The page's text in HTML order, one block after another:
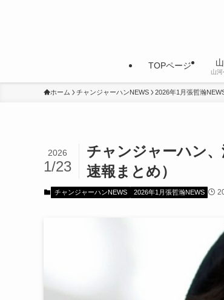
TOPページ
山
ホーム チャンジャーハンNEWS 2026年1月張哲瀚
チャンジャーハン
速報まとめ）
2026
1/23
チャンジャーハンNEWS 2026年1月張哲瀚NEWS